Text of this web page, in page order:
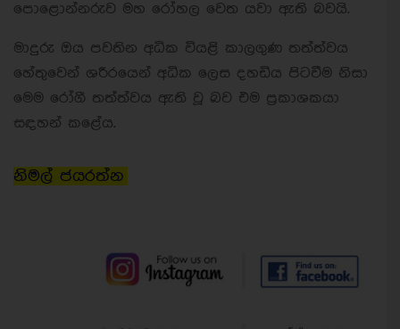
පොළොන්නරුව මහ රෝහල වෙත යවා ඇති බවයි.
මාදුරු ඔය පවතින අධික වියළි කාලගුණ තත්ත්වය
හේතුවෙන් ශරීරයෙන් අධික ලෙස දහඩිය පිටවීම නිසා
මෙම රෝගී තත්ත්වය ඇති වූ බව එම ප්‍රකාශකයා
සඳහන් කළේය.
නිමල් ජයරත්න